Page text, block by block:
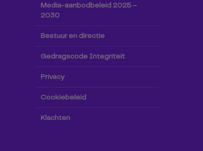
Media-aanbodbeleid 2025 –
2030
Bestuur en directie
Gedragscode Integriteit
Privacy
Cookiebeleid
Klachten